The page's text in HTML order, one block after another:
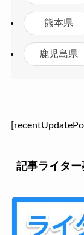
熊本県
鹿児島県
記事ライター